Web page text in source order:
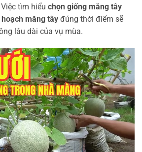
tìm hiểu chọn giống măng tây
măng tây đúng thời điểm sẽ
lâu dài của vụ mùa.